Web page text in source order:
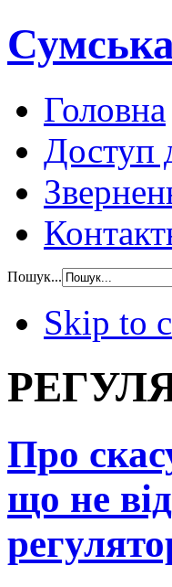
Головна
Доступ
Пошук...
Skip to
Про
що не